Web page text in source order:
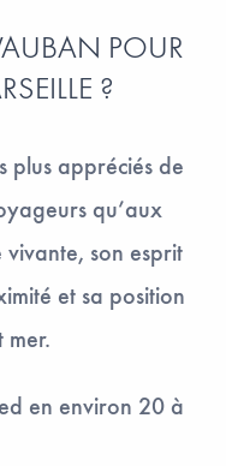
POUR
?
plus appréciés de
qu’aux
son esprit
et sa position
mer.
en environ 20 à